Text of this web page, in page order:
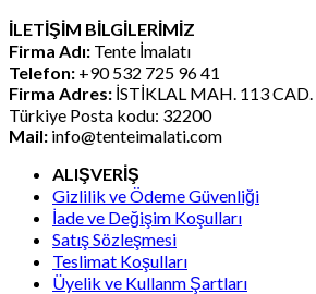
₺4.260,00.
İLETİŞİM BİLGİLERİMİZ
Firma Adı: Tente İmalatı
Telefon: +90 532 725 96 41
Firma Adres: İSTİKLAL MAH. 113
Türkiye Posta kodu: 32200
Mail: info@tenteimalati.com
ALIŞVERİŞ
Gizlilik ve Ödeme Güvenliği
İade ve Değişim Koşulları
Satış Sözleşmesi
Teslimat Koşulları
Üyelik ve Kullanm Şartları